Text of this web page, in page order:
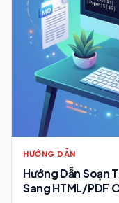
HƯỚNG DẪN
Hướng Dẫn Soạn
Sang HTML/PDF